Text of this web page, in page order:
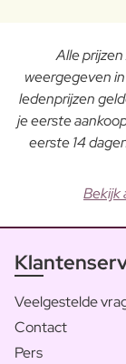
Alle
weergegeven
ledenprijzen
je eerste
eerste 14
Bekijk
Veelgestelde
Contact
Pers